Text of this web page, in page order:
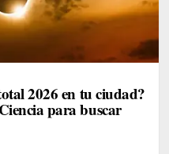
2026 en tu ciudad?
para buscar